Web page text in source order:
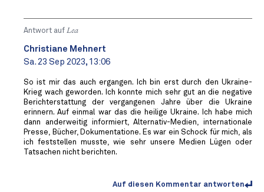
Antwort auf Lea
Christiane Mehnert
Sa. 23 Sep 2023, 13:06
So ist mir das auch ergangen. Ich bin erst durch den Ukraine-
Krieg wach geworden. Ich konnte mich sehr gut an die negative
Berichterstattung der vergangenen Jahre über die Ukraine
erinnern. Auf einmal war das die heilige Ukraine. Ich habe mich
dann anderweitig informiert, Alternativ-Medien, internationale
Presse, Bücher, Dokumentatione. Es war ein Schock für mich, als
ich feststellen musste, wie sehr unsere Medien Lügen oder
Tatsachen nicht berichten.
Auf diesen Kommentar antworten